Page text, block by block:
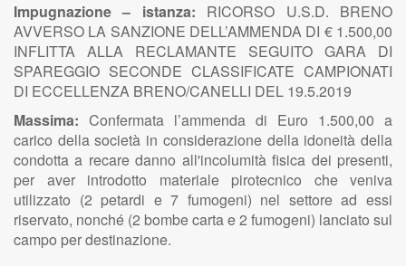
Impugnazione – istanza: RICORSO U.S.D. BRENO
AVVERSO LA SANZIONE DELL’AMMENDA DI € 1.500,00
INFLITTA ALLA RECLAMANTE SEGUITO GARA DI
SPAREGGIO SECONDE CLASSIFICATE CAMPIONATI
DI ECCELLENZA BRENO/CANELLI DEL 19.5.2019
Massima: Confermata l’ammenda di Euro 1.500,00 a
carico della società in considerazione della idoneità della
condotta a recare danno all'incolumità fisica dei presenti,
per aver introdotto materiale pirotecnico che veniva
utilizzato (2 petardi e 7 fumogeni) nel settore ad essi
riservato, nonché (2 bombe carta e 2 fumogeni) lanciato sul
campo per destinazione.